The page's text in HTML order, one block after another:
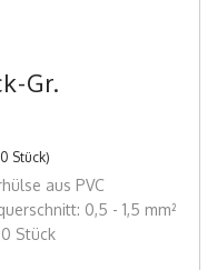
Gr.
Stück)
aus PVC
0,5 - 1,5 mm²
Stück